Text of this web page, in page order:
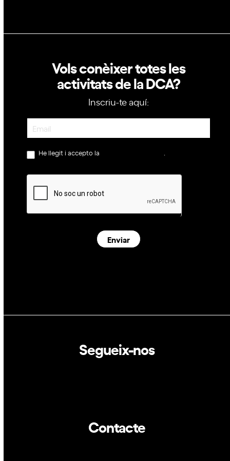
Vols conèixer totes les
activitats de la DCA?
Inscriu-te aquí:
Newsletter
He llegit i accepto la
Enviar
Segueix-nos
Contacte